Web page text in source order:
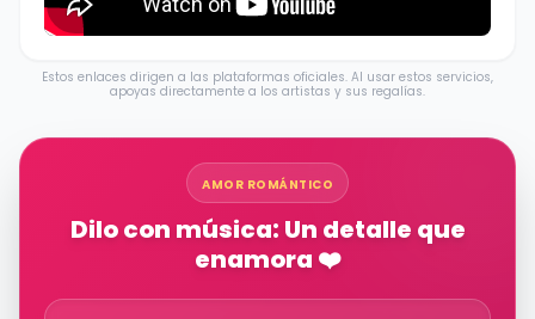
Estos enlaces dirigen a las plataformas oficiales. Al usar estos servicios,
apoyas directamente a los artistas y sus regalías.
AMOR ROMÁNTICO
Dilo con música: Un detalle que
enamora ❤️